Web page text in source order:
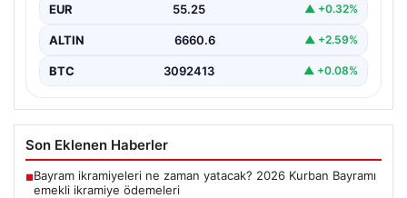
çeşitli…
EUR 55.25 ▲ +0.32%
ALTIN 6660.6 ▲ +2.59%
BTC 3092413 ▲ +0.08%
Son Eklenen Haberler
■Bayram ikramiyeleri ne zaman yatacak? 2026 Kurban Bayramı
emekli ikramiye ödemeleri